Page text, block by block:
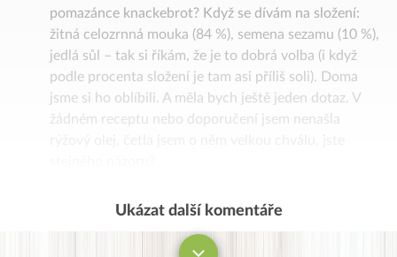
pomazánce knackebrot? Když se dívám na složení:
žitná celozrnná mouka (84 %), semena sezamu (10 %),
jedlá sůl – tak si říkám, že je to dobrá volba (i když
podle procenta složení je tam asi příliš soli). Doma
jsme si ho oblíbili. A měla bych ještě jeden dotaz. V
žádném receptu nebo doporučení jsem nenašla
Ukázat další komentáře